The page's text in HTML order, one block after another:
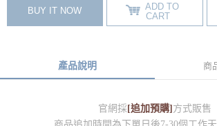
BUY IT NOW
ADD TO
CART
產品說明 商
官網採[追加預購]方式販售